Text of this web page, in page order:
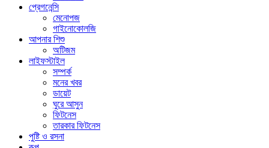
প্রেগনেন্সি
মেনোপজ
গাইনোকোলজি
আপনার শিশু
অটিজম
লাইফস্টাইল
সম্পর্ক
মনের খবর
ডায়েট
ঘুরে আসুন
ফিটনেস
তারকার ফিটনেস
পুষ্টি ও রসনা